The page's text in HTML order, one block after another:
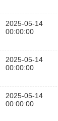
2025-05-14
00:00:00
2025-05-14
00:00:00
2025-05-14
00:00:00